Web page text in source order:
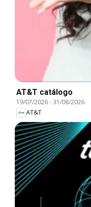
AT&T catálogo
19/07/2026-31/08/2026
AT&T